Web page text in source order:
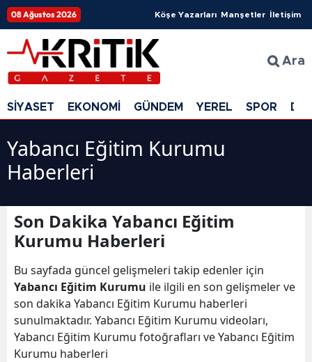
08 Ağustos 2026 Köşe Yazarları Manşetler İletişim
Ara
SİYASET EKONOMİ GÜNDEM YEREL SPOR
Yabancı Eğitim Kurumu
Haberleri
Son Dakika Yabancı Eğitim
Kurumu Haberleri
Bu sayfada güncel gelişmeleri takip edenler için
Yabancı Eğitim Kurumu ile ilgili en son gelişmeler ve
son dakika Yabancı Eğitim Kurumu haberleri
sunulmaktadır. Yabancı Eğitim Kurumu videoları,
Yabancı Eğitim Kurumu fotoğrafları ve Yabancı Eğitim
Kurumu haberleri